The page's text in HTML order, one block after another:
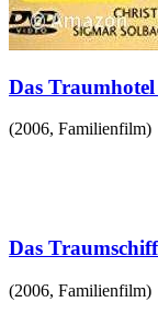
Das
(2006, Familienfilm)
Das
(2006, Familienfilm)